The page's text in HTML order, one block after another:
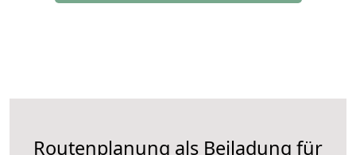
Routenplanung als Beiladung für